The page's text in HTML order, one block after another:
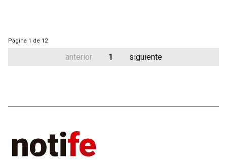
Página 1 de 12
anterior 1 siguiente